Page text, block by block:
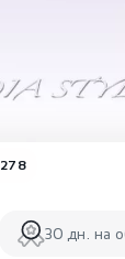
278
30 дн. на